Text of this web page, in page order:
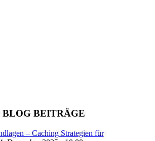
BEITRÄGE
– Caching Strategien für